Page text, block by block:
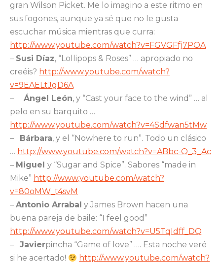
gran Wilson Picket. Me lo imagino a este ritmo en
sus fogones, aunque ya sé que no le gusta
escuchar música mientras que curra:
http://www.youtube.com/watch?v=FGVGFfj7POA
– Susi Díaz, “Lollipops & Roses” … apropiado no
creéis? http://www.youtube.com/watch?
v=9EAELtJgD6A
–
Ángel León, y “Cast your face to the wind” … al
pelo en su barquito …
http://www.youtube.com/watch?v=4Sdfwan5tMw
–
Bárbara, y el “Nowhere to run”. Todo un clásico
… http://www.youtube.com/watch?v=ABbc-O_3_Ac
– Miguel y “Sugar and Spice”. Sabores “made in
Mike” http://www.youtube.com/watch?
v=80oMW_t4svM
– Antonio Arrabal y James Brown hacen una
buena pareja de baile: “I feel good”
http://www.youtube.com/watch?v=U5TqIdff_DQ
–
Javierpincha “Game of love” …. Esta noche veré
si he acertado!
http://www.youtube.com/watch?